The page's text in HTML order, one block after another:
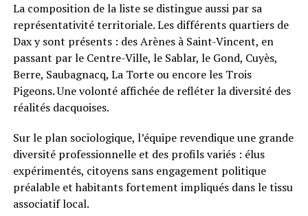
La composition de la liste se distingue aussi par sa
représentativité territoriale. Les différents quartiers de
Dax y sont présents : des Arènes à Saint-Vincent, en
passant par le Centre-Ville, le Sablar, le Gond, Cuyès,
Berre, Saubagnacq, La Torte ou encore les Trois
Pigeons. Une volonté affichée de refléter la diversité des
réalités dacquoises.
Sur le plan sociologique, l’équipe revendique une grande
diversité professionnelle et des profils variés : élus
expérimentés, citoyens sans engagement politique
préalable et habitants fortement impliqués dans le tissu
associatif local.